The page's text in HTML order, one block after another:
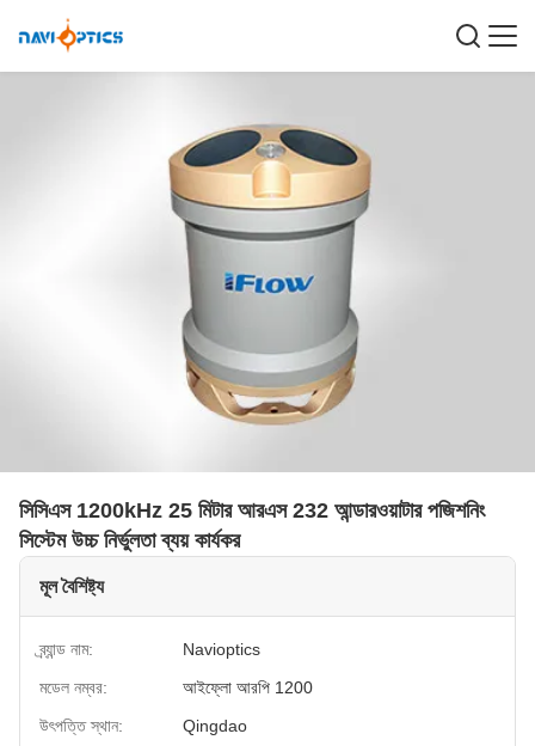
সিসিএস 1200kHz 25 মিটার আরএস 232 আন্ডারওয়াটার পজিশনিং
সিস্টেম উচ্চ নির্ভুলতা ব্যয় কার্যকর
মূল বৈশিষ্ট্য
ব্র্যান্ড নাম:
Navioptics
মডেল নম্বর:
আইফ্লো আরপি 1200
উৎপত্তি স্থান:
Qingdao